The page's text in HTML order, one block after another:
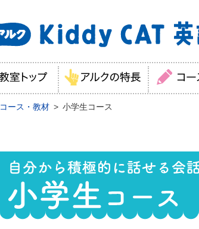
コース・教材 小学生コース